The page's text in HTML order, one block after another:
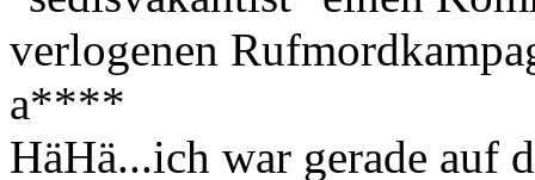
verlogenen
a****
HäHä...ich war gerade auf